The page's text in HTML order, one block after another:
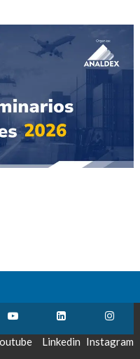
Linkedin Instagram